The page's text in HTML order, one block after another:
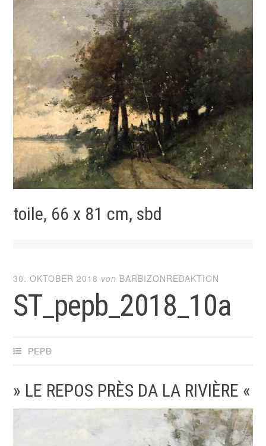
toile, 66 x 81 cm, sbd
30. OKTOBER 2018 von BARBIZONREDAKTION
ST_pepb_2018_10a
PEPB
» LE REPOS PRÈS DA LA RIVIÈRE «